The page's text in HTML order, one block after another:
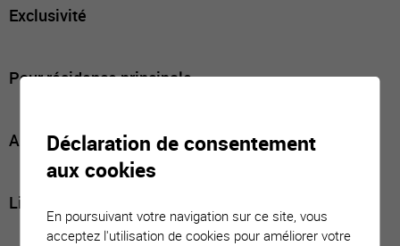
Exclusivité
Pour résidence principale
Au cœur d’une belle nature
Libre de mandat
Déclaration de consentement
aux cookies
En poursuivant votre navigation sur ce site, vous
acceptez l'utilisation de cookies pour améliorer votre